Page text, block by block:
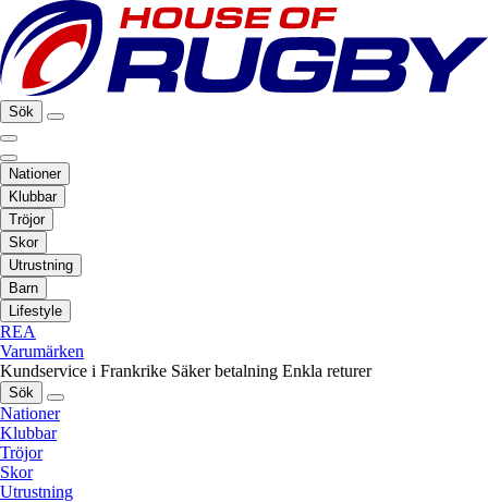
Sök
Nationer
Klubbar
Tröjor
Skor
Utrustning
Barn
Lifestyle
REA
Varumärken
Kundservice i Frankrike Säker betalning Enkla returer
Sök
Nationer
Klubbar
Tröjor
Skor
Utrustning